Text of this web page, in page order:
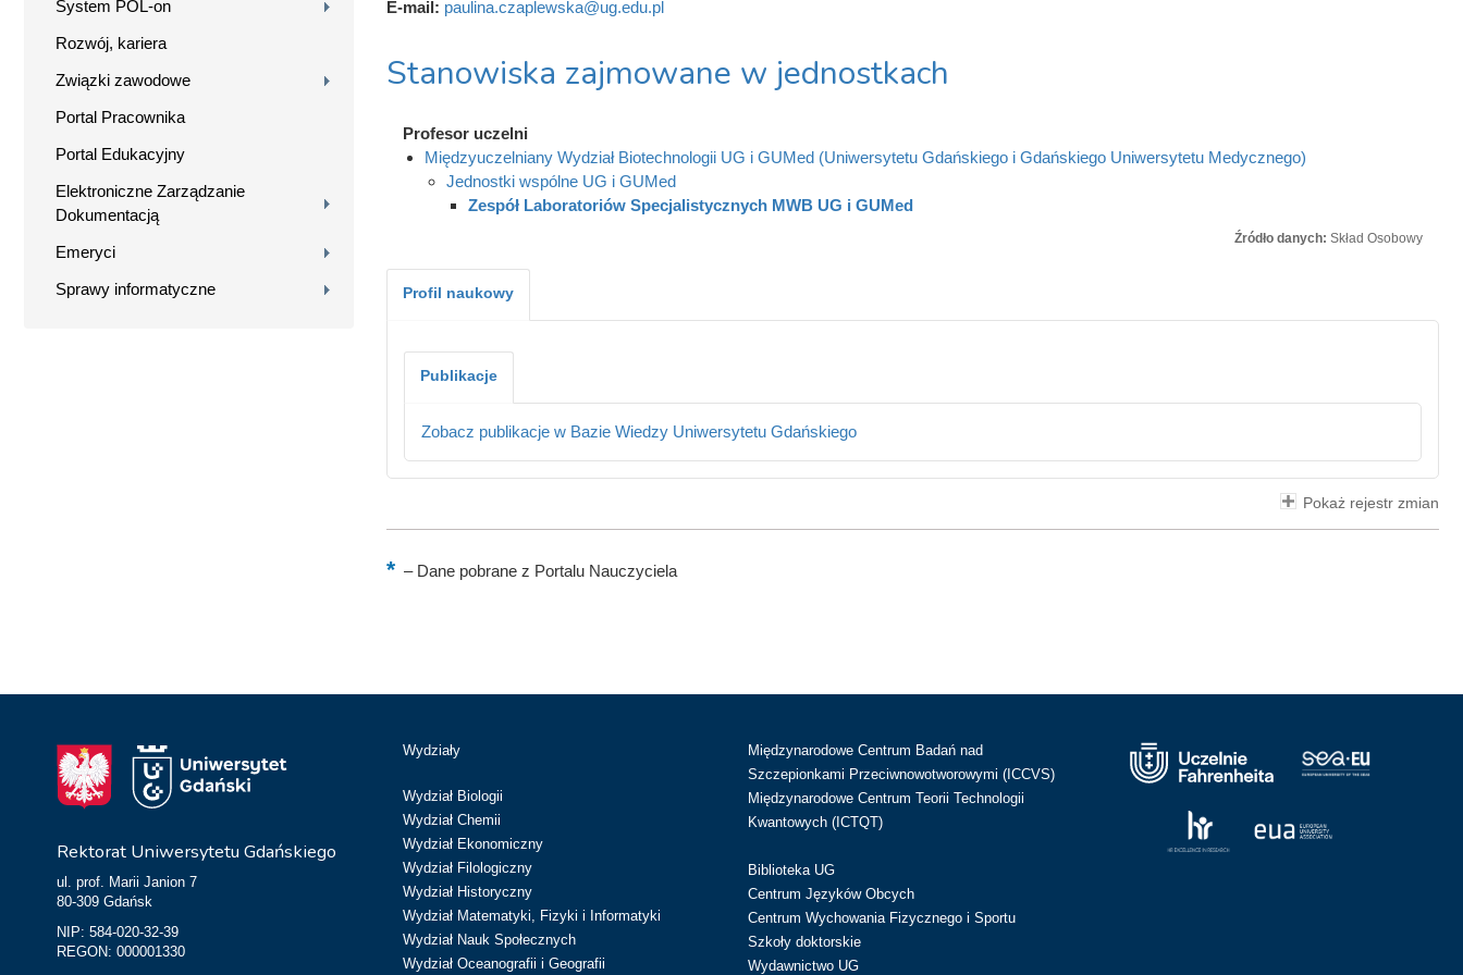
System POL-on
Rozwój, kariera
Związki zawodowe
Portal Pracownika
Portal Edukacyjny
Elektroniczne Zarządzanie
Dokumentacją
Emeryci
Sprawy informatyczne
E-mail: paulina.czaplewska@ug.edu.pl
Stanowiska zajmowane w jednostkach
Profesor uczelni
Międzyuczelniany Wydział Biotechnologii UG i GUMed (Uniwersytetu Gdańskiego i Gdańskiego Uniwersytetu Medycznego)
Jednostki wspólne UG i GUMed
Zespół Laboratoriów Specjalistycznych MWB UG i GUMed
Źródło danych: Skład Osobowy
Profil naukowy
Publikacje
Zobacz publikacje w Bazie Wiedzy Uniwersytetu Gdańskiego
Pokaż rejestr zmian
–Dane pobrane z Portalu Nauczyciela
Rektorat Uniwersytetu Gdańskiego
ul. prof. Marii Janion 7
80-309 Gdańsk
NIP: 584-020-32-39
REGON: 000001330
Wydziały
Wydział Biologii
Wydział Chemii
Wydział Ekonomiczny
Wydział Filologiczny
Wydział Historyczny
Wydział Matematyki, Fizyki i Informatyki
Wydział Nauk Społecznych
Wydział Oceanografii i Geografii
Międzynarodowe Centrum Badań nad
Szczepionkami Przeciwnowotworowymi (ICCVS)
Międzynarodowe Centrum Teorii Technologii
Kwantowych (ICTQT)
Biblioteka UG
Centrum Języków Obcych
Centrum Wychowania Fizycznego i Sportu
Szkoły doktorskie
Wydawnictwo UG